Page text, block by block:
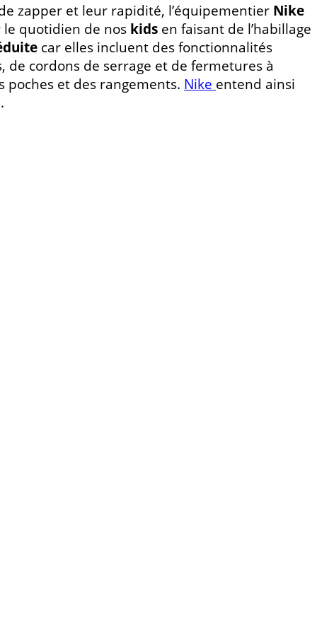
zapper et leur rapidité, l’équipementier Nike
quotidien de nos kids en faisant de l’habillage
car elles incluent des fonctionnalités
cordons de serrage et de fermetures à
poches et des rangements. Nike entend ainsi